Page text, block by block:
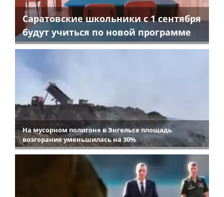
Саратовские школьники с 1 сентября
будут учиться по новой программе
На мусорном полигоне в Энгельсе площадь
возгорания уменьшилась на 30%